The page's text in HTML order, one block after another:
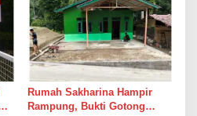
Rumah Sakharina Hampir
Rampung, Bukti Gotong